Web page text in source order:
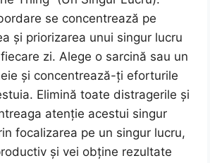
se concentrează pe
și priorizarea unui singur lucru
zi. Alege o sarcină sau un
și concentrează-ți eforturile
Elimină toate distragerile și
atenție acestui singur
focalizarea pe un singur lucru,
și vei obține rezultate